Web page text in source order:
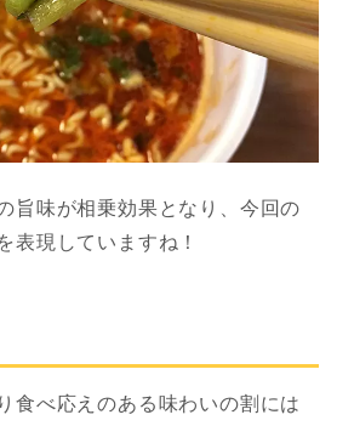
旨味が相乗効果となり、今回の
表現していますね！
食べ応えのある味わいの割には